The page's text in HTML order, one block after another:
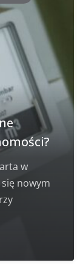
w
nowym